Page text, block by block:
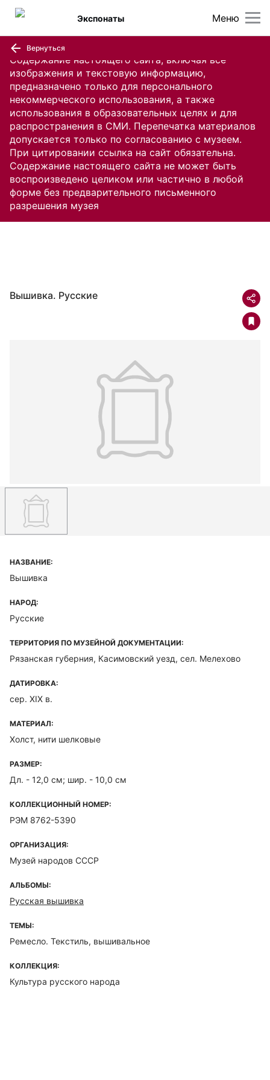
Содержание настоящего сайта, включая все
изображения и текстовую информацию,
предназначено только для персонального
некоммерческого использования, а также
использования в образовательных целях и для
распространения в СМИ. Перепечатка материалов
допускается только по согласованию с музеем.
При цитировании ссылка на сайт обязательна.
Содержание настоящего сайта не может быть
воспроизведено целиком или частично в любой
форме без предварительного письменного
разрешения музея
Меню
Экспонаты
Вернуться
Вышивка. Русские
НАЗВАНИЕ:
Вышивка
НАРОД:
Русские
ТЕРРИТОРИЯ ПО МУЗЕЙНОЙ ДОКУМЕНТАЦИИ:
Рязанская губерния, Касимовский уезд, сел. Мелехово
ДАТИРОВКА:
сер. XIX в.
МАТЕРИАЛ:
Холст, нити шелковые
РАЗМЕР:
Дл. - 12,0 см; шир. - 10,0 см
КОЛЛЕКЦИОННЫЙ НОМЕР:
РЭМ 8762-5390
ОРГАНИЗАЦИЯ:
Музей народов СССР
АЛЬБОМЫ:
Русская вышивка
ТЕМЫ:
Ремесло. Текстиль, вышивальное
КОЛЛЕКЦИЯ:
Культура русского народа